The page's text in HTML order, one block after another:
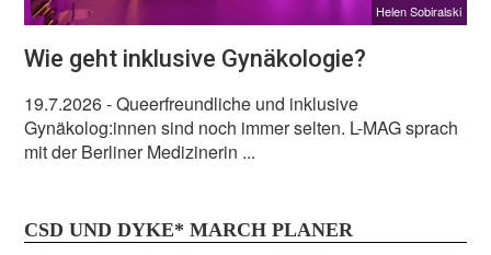
Helen Sobiralski
Wie geht inklusive Gynäkologie?
19.7.2026- Queerfreundliche und inklusive
Gynäkolog:innen sind noch immer selten. L-MAG sprach
mit der Berliner Medizinerin ...
CSD UND DYKE* MARCH PLANER